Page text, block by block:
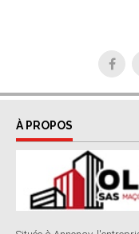
À PROPOS